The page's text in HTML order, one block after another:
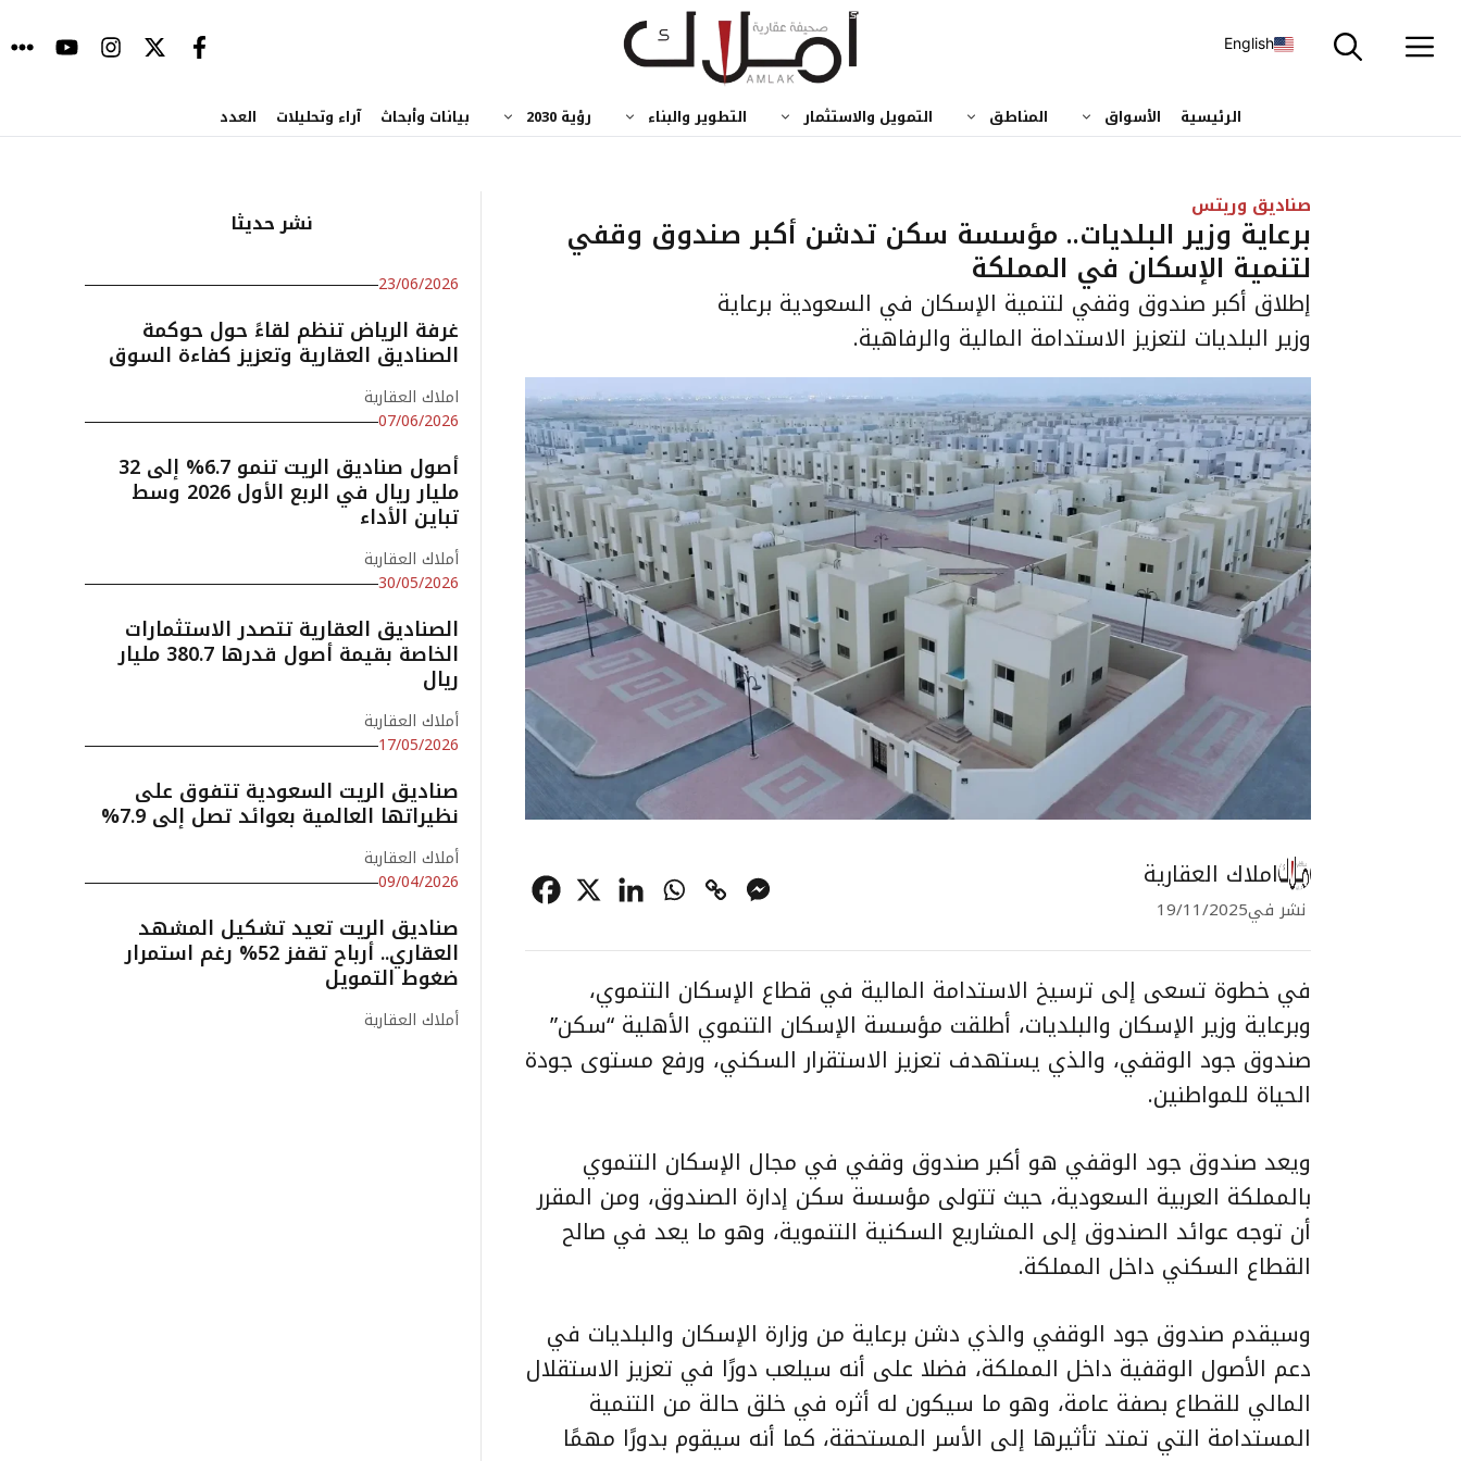
إلى
English
الرئيسية الأسواق المناطق التمويل والاستثمار التطوير والبناء رؤية 2030 بيانات وأبحاث آراء وتحليلات العدد
صناديق وريتس
برعاية وزير البلديات.. مؤسسة سكن تدشن أكبر صندوق وقفي
لتنمية الإسكان في المملكة
إطلاق أكبر صندوق وقفي لتنمية الإسكان في السعودية برعاية
وزير البلديات لتعزيز الاستدامة المالية والرفاهية.
املاك العقارية
نشر في19/11/2025
في خطوة تسعى إلى ترسيخ الاستدامة المالية في قطاع الإسكان التنموي،
وبرعاية وزير الإسكان والبلديات، أطلقت مؤسسة الإسكان التنموي الأهلية “سكن”
صندوق جود الوقفي، والذي يستهدف تعزيز الاستقرار السكني، ورفع مستوى جودة
الحياة للمواطنين.
ويعد صندوق جود الوقفي هو أكبر صندوق وقفي في مجال الإسكان التنموي
بالمملكة العربية السعودية، حيث تتولى مؤسسة سكن إدارة الصندوق، ومن المقرر
أن توجه عوائد الصندوق إلى المشاريع السكنية التنموية، وهو ما يعد في صالح
القطاع السكني داخل المملكة.
وسيقدم صندوق جود الوقفي والذي دشن برعاية من وزارة الإسكان والبلديات في
دعم الأصول الوقفية داخل المملكة، فضلا على أنه سيلعب دورًا في تعزيز الاستقلال
المالي للقطاع بصفة عامة، وهو ما سيكون له أثره في خلق حالة من التنمية
المستدامة التي تمتد تأثيرها إلى الأسر المستحقة، كما أنه سيقوم بدورًا مهمًا
نشر حديثا
23/06/2026
غرفة الرياض تنظم لقاءً حول حوكمة
الصناديق العقارية وتعزيز كفاءة السوق
املاك العقارية
07/06/2026
أصول صناديق الريت تنمو 6.7% إلى 32
مليار ريال في الربع الأول 2026 وسط
تباين الأداء
أملاك العقارية
30/05/2026
الصناديق العقارية تتصدر الاستثمارات
الخاصة بقيمة أصول قدرها 380.7 مليار
ريال
أملاك العقارية
17/05/2026
صناديق الريت السعودية تتفوق على
نظيراتها العالمية بعوائد تصل إلى 7.9%
أملاك العقارية
09/04/2026
صناديق الريت تعيد تشكيل المشهد
العقاري.. أرباح تقفز 52% رغم استمرار
ضغوط التمويل
أملاك العقارية